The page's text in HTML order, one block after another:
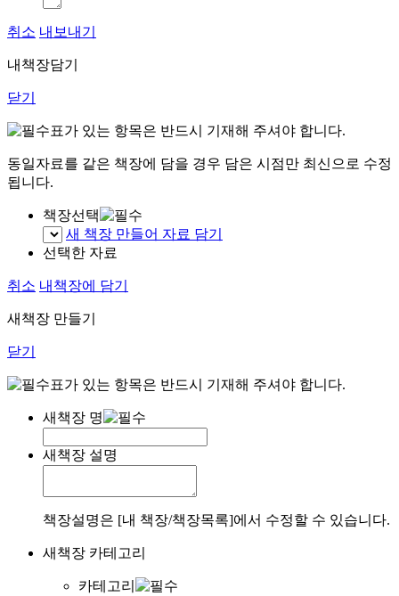
취소 내보내기
내책장담기
닫기
표가 있는 항목은 반드시 기재해 주셔야 합니다.
동일자료를 같은 책장에 담을 경우 담은 시점만 최신으로 수정
됩니다.
책장선택
새 책장 만들어 자료 담기
선택한 자료
취소 내책장에 담기
새책장 만들기
닫기
표가 있는 항목은 반드시 기재해 주셔야 합니다.
새책장 명
새책장 설명
책장설명은 [내 책장/책장목록]에서 수정할 수 있습니다.
새책장 카테고리
카테고리